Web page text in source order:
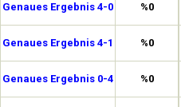
Genaues Ergebnis 4-0 %0
Genaues Ergebnis 4-1 %0
Genaues Ergebnis 0-4 %0